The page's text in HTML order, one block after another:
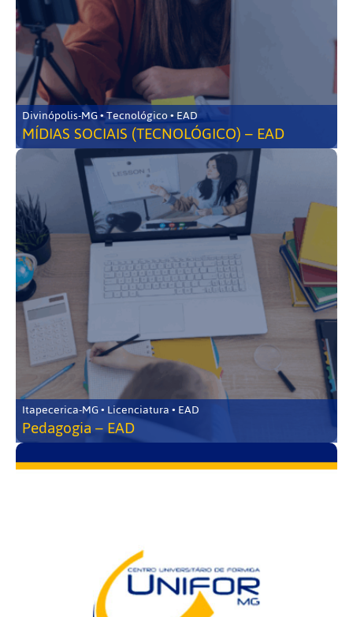
Divinópolis-MG • Tecnológico • EAD
MÍDIAS SOCIAIS (TECNOLÓGICO) – EAD
Itapecerica-MG • Licenciatura • EAD
Pedagogia – EAD